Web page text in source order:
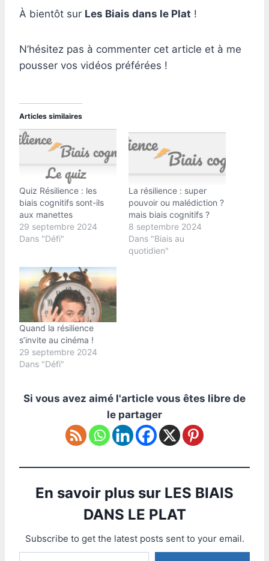
À bientôt sur Les Biais dans le Plat !
N’hésitez pas à commenter cet article et à me
pousser vos vidéos préférées !
Articles similaires
Quiz Résilience : les
biais cognitifs sont-ils
aux manettes
29 septembre 2024
Dans "Défi"
La résilience : super
pouvoir ou malédiction ?
mais biais cognitifs ?
8 septembre 2024
Dans "Biais au
quotidien"
Quand la résilience
s’invite au cinéma !
29 septembre 2024
Dans "Défi"
Si vous avez aimé l'article vous êtes libre de
le partager
En savoir plus sur LES BIAIS
DANS LE PLAT
Subscribe to get the latest posts sent to your email.
Saisissez votre adresse e-mail…